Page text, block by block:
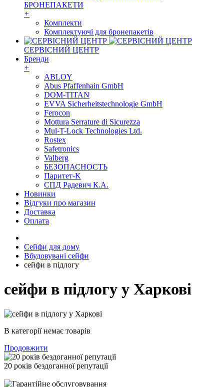
БРОНЕПАКЕТИ
+
Комплекти
Комплектуючі для бронепакетів
СЕРВІСНИЙ ЦЕНТР
Бренди
+
ABLOY
Abus Pfaffenhain GmbH
DOM-TITAN
EVVA Sicherheitstechnologie GmbH
Ferocon
Mottura Serrature di Sicurezza
Mul-T-Lock Technologies Ltd.
Rostex
Safetronics
Valberg
БЕЗОПАСНОСТЬ
Паритет-K
СПД Радевич К.А.
Новинки
Відгуки про магазин
Доставка
Оплата
Сейфи для дому
Вбудовувані сейфи
сейфи в підлогу
сейфи в підлогу у Харкові
В категорії немає товарів
Продовжити
20 років бездоганної репутації